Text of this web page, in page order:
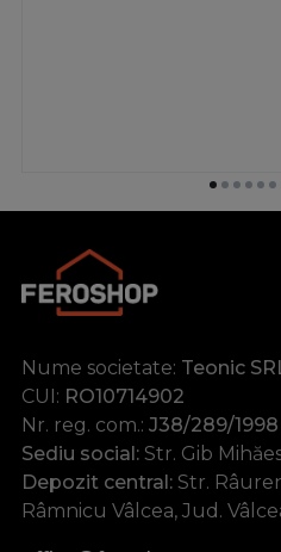
Nume societate: Teonic
CUI: RO10714902
Nr. reg. com.: J38/289/1998
Sediu social: Str. Gib
Depozit central: Str.
Râmnicu Vâlcea, Jud.